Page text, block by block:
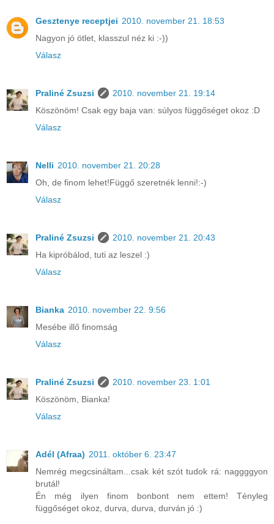
Gesztenye receptjei 2010. november 21. 18:53
Nagyon jó ötlet, klasszul néz ki :-))
Válasz
Praliné Zsuzsi
2010. november 21. 19:14
Köszönöm! Csak egy baja van: súlyos függőséget okoz :D
Válasz
Nelli 2010. november 21. 20:28
Oh, de finom lehet!Függő szeretnék lenni!:-)
Válasz
Praliné Zsuzsi
2010. november 21. 20:43
Ha kipróbálod, tuti az leszel :)
Válasz
Bianka 2010. november 22. 9:56
Mesébe illő finomság
Válasz
Praliné Zsuzsi
2010. november 23. 1:01
Köszönöm, Bianka!
Válasz
Adél (Afraa) 2011. október 6. 23:47
Nemrég megcsináltam...csak két szót tudok rá: naggggyon
brutál!
Én még ilyen finom bonbont nem ettem! Tényleg
függőséget okoz, durva, durva, durván jó :)